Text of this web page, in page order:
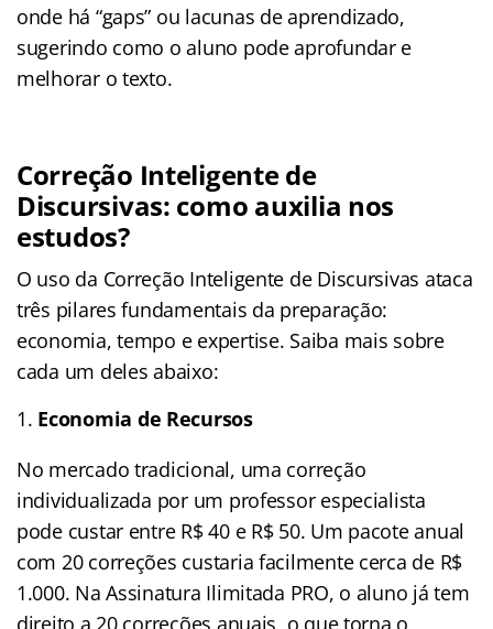
onde há “gaps” ou lacunas de aprendizado,
sugerindo como o aluno pode aprofundar e
melhorar o texto.
Correção Inteligente de
Discursivas: como auxilia nos
estudos?
O uso da Correção Inteligente de Discursivas ataca
três pilares fundamentais da preparação:
economia, tempo e expertise. Saiba mais sobre
cada um deles abaixo:
Economia de Recursos
No mercado tradicional, uma correção
individualizada por um professor especialista
pode custar entre R$ 40 e R$ 50. Um pacote anual
com 20 correções custaria facilmente cerca de R$
1.000. Na Assinatura Ilimitada PRO, o aluno já tem
direito a 20 correções anuais, o que torna o